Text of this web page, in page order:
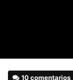
10 comentarios